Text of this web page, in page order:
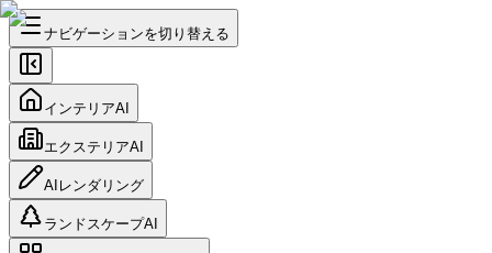
ナビゲーションを切り替える
インテリアAI
エクステリアAI
AIレンダリング
ランドスケープAI